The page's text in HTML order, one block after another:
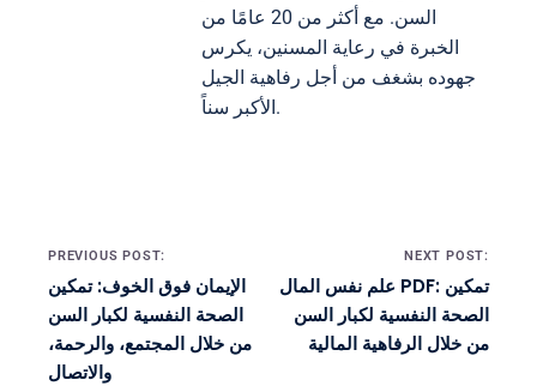
السن. مع أكثر من 20 عامًا من
الخبرة في رعاية المسنين، يكرس
جهوده بشغف من أجل رفاهية الجيل
الأكبر سناً.
Post navigation
PREVIOUS POST:
الإيمان فوق الخوف: تمكين
الصحة النفسية لكبار السن
من خلال المجتمع، والرحمة،
والاتصال
NEXT POST:
علم نفس المال PDF: تمكين
الصحة النفسية لكبار السن
من خلال الرفاهية المالية